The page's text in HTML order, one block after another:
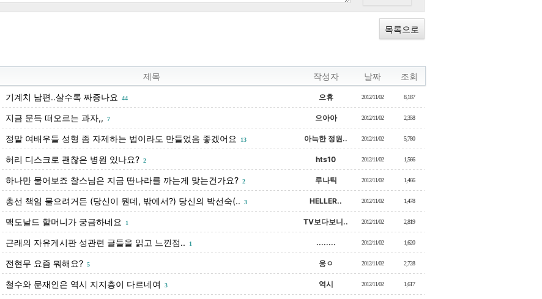
목록으로
제목 작성자 날짜 조회
기계치 남편..살수록 짜증나요 44 으휴 2012/11/02 8,187
지금 문득 떠오르는 과자,, 7 으아아 2012/11/02 2,358
정말 여배우들 성형 좀 자제하는 법이라도 만들었음 좋겠어요 13 아늑한 정원.. 2012/11/02 5,780
허리 디스크로 괜찮은 병원 있나요? 2 hts10 2012/11/02 1,566
하나만 물어보죠 찰스님은 지금 딴나라를 까는게 맞는건가요? 2 루나틱 2012/11/02 1,466
총선 책임 물으려거든 (당신이 뭔데, 밖에서?) 당신의 박선숙(.. 3 HELLER.. 2012/11/02 1,478
맥도날드 할머니가 궁금하네요 1 TV보다보니.. 2012/11/02 2,819
근래의 자유게시판 성관련 글들을 읽고 느낀점.. 1 ........ 2012/11/02 1,620
전현무 요즘 뭐해요? 5 응ㅇ 2012/11/02 2,728
철수와 문재인은 역시 지지층이 다르네여 3 역시 2012/11/02 1,617